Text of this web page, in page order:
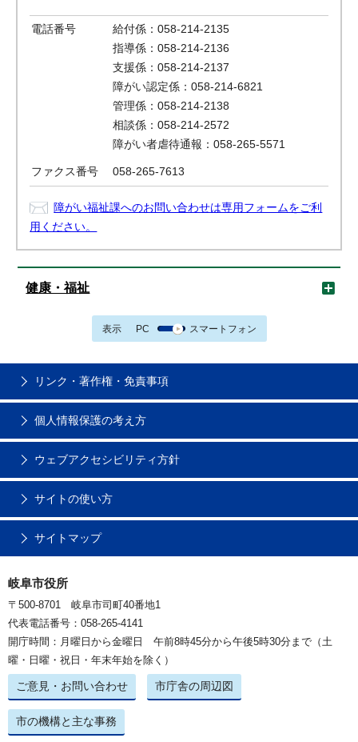
電話番号
給付係：058-214-2135
指導係：058-214-2136
支援係：058-214-2137
障がい認定係：058-214-6821
管理係：058-214-2138
相談係：058-214-2572
障がい者虐待通報：058-265-5571
ファクス番号 058-265-7613
障がい福祉課へのお問い合わせは専用フォームをご利
用ください。
健康・福祉
表示 PC スマートフォン
リンク・著作権・免責事項
個人情報保護の考え方
ウェブアクセシビリティ方針
サイトの使い方
サイトマップ
岐阜市役所
〒500-8701 岐阜市司町40番地1
代表電話番号：058-265-4141
開庁時間：月曜日から金曜日 午前8時45分から午後5時30分まで（土
曜・日曜・祝日・年末年始を除く）
ご意見・お問い合わせ 市庁舎の周辺図
市の機構と主な事務